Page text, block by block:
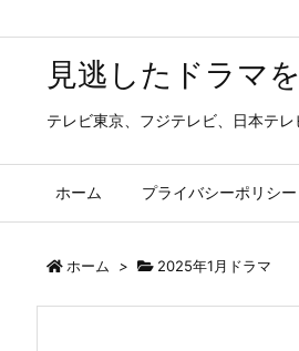
見逃したドラマ
テレビ東京、フジテレビ、日本テ
ホーム プライバシーポリシー
ホーム > 2025年1月ドラマ